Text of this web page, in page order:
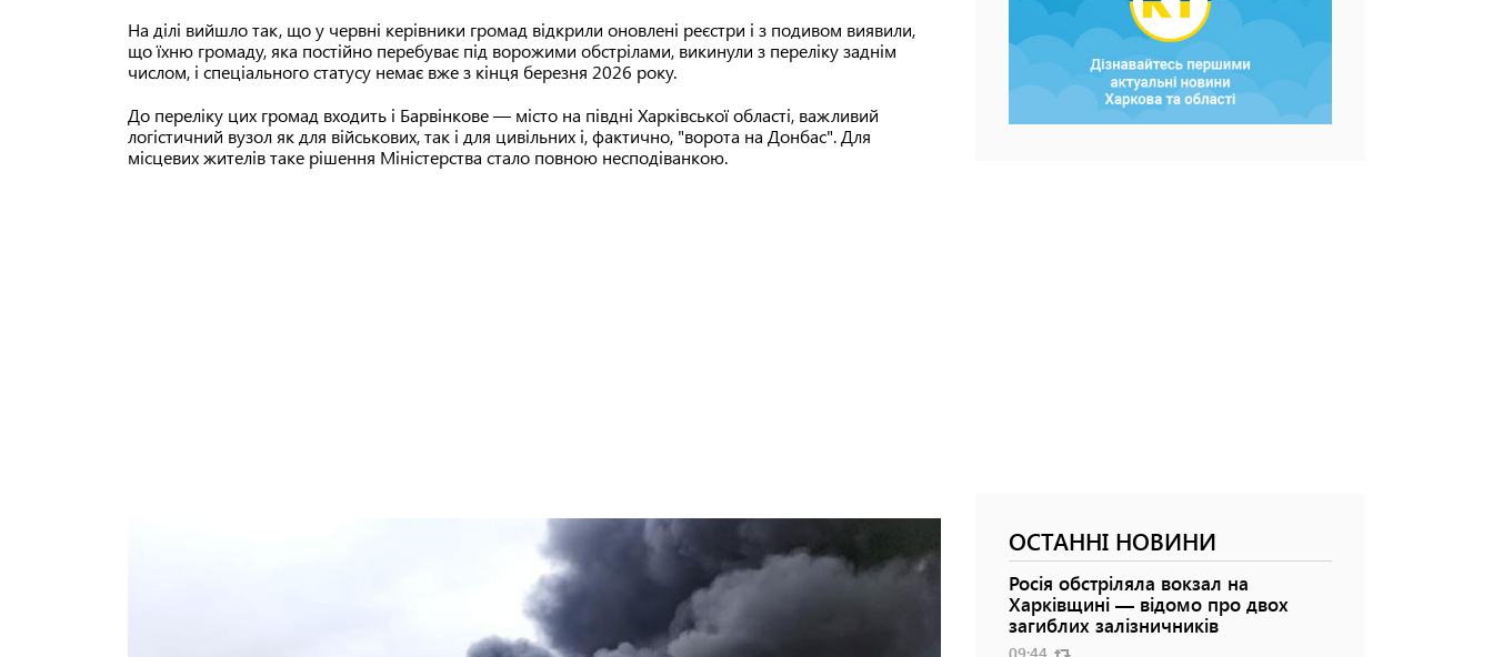
На ділі вийшло так, що у червні керівники громад відкрили оновлені реєстри і з подивом виявили,
що їхню громаду, яка постійно перебуває під ворожими обстрілами, викинули з переліку заднім
числом, і спеціального статусу немає вже з кінця березня 2026 року.
До переліку цих громад входить і Барвінкове — місто на півдні Харківської області, важливий
логістичний вузол як для військових, так і для цивільних і, фактично, "ворота на Донбас". Для
місцевих жителів таке рішення Міністерства стало повною несподіванкою.
ОСТАННІ НОВИНИ
Росія обстріляла вокзал на
Харківщині — відомо про двох
загиблих залізничників